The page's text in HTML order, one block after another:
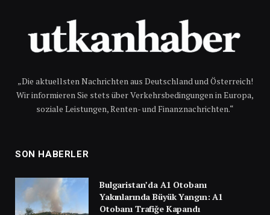
„Die aktuellsten Nachrichten aus Deutschland und Österreich!
Wir informieren Sie stets über Verkehrsbedingungen in Europa,
soziale Leistungen, Renten- und Finanznachrichten.“
SON HABERLER
Bulgaristan’da A1 Otobanı
Yakınlarında Büyük Yangın: A1
Otobanı Trafiğe Kapandı